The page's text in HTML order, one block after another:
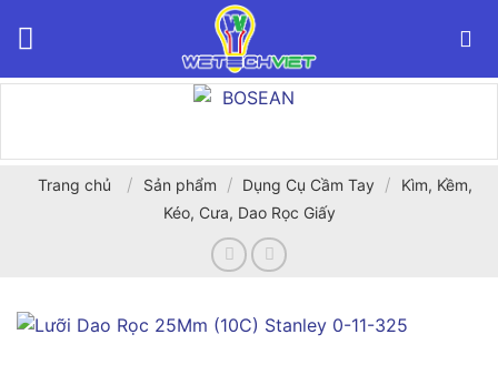
Trang chủ / Sản phẩm / Dụng Cụ Cầm Tay /
Kìm, Kềm,
Kéo, Cưa, Dao Rọc Giấy